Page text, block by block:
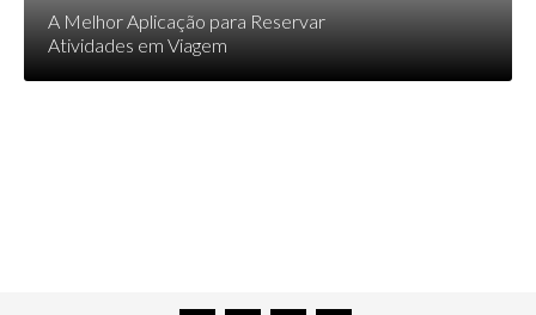
A Melhor Aplicação para Reservar
Atividades em Viagem